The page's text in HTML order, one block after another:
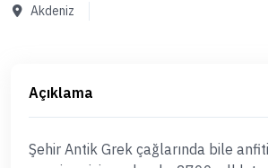
Akdeniz
Açıklama
Şehir Antik Grek çağlarında bile